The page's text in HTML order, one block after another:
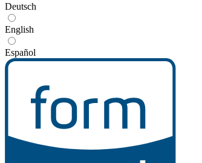
Deutsch
English
Español